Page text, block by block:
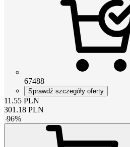
67488
Sprawdź szczegóły oferty
11.55 PLN
301.18 PLN
-96%